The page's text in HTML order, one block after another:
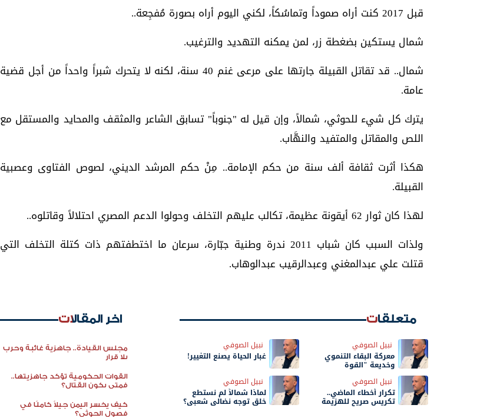
قبل 2017 كنت أراه صموداً وتماسُكاً، لكني اليوم أراه بصورة مُفجِعة..
شمال يستكين بضغطة زر، لمن يمكنه التهديد والترغيب.
شمال.. قد تقاتل القبيلة جارتها على مرعى غنم 40 سنة، لكنه لا يتحرك شبراً واحداً من أجل قضية
عامة.
يترك كل شيء للحوثي، شمالاً، وإن قيل له "جنوباً" تسابق الشاعر والمثقف والمحايد والمستقل مع
اللص والمقاتل والمتفيد والنهَّاب.
هكذا أثرت ثقافة ألف سنة من حكم الإمامة.. مِنْ حكم المرشد الديني، لصوص الفتاوى وعصبية
القبيلة.
لهذا كان ثوار 62 أيقونة عظيمة، تكالب عليهم التخلف وحولوا الدعم المصري احتلالاً وقاتلوه..
ولذات السبب كان شباب 2011 ندرة وطنية جبّارة، سرعان ما اختطفتهم ذات كتلة التخلف التي
قتلت علي عبدالمغني وعبدالرقيب عبدالوهاب.
متعلقات
نبيل الصوفي
معركة البقاء التنموي
وخديعة "القوة
نبيل الصوفي
غبار الحياة يصنع التغيير!
نبيل الصوفي
تكرار أخطاء الماضي..
تكريس صريح للهزيمة
نبيل الصوفي
لماذا شمالاً لم نستطع
خلق توجه نضالي شعبي؟
اخر المقالات
مجلس القيادة.. جاهزية غائبة وحرب
بلا قرار
القوات الحكومية تؤكد جاهزيتها..
فمتى يكون القتال؟
كيف يخسر اليمن جيلاً كاملًا في
فصول الحوثي؟